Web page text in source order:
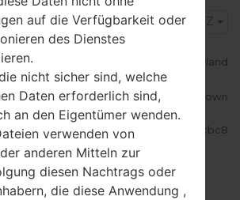
XNZ
New Zealand
Unknown
9c0ad5225aff6b1c79a12b05f1bcbc8
AUF RECAPTCHA
auf die Verfügbarkeit oder
des Dienstes
nicht sicher sind, welche
Daten erforderlich sind,
an den Eigentümer wenden.
verwenden von
anderen Mitteln zur
diesen Nachtrags oder
die diese Anwendung ,